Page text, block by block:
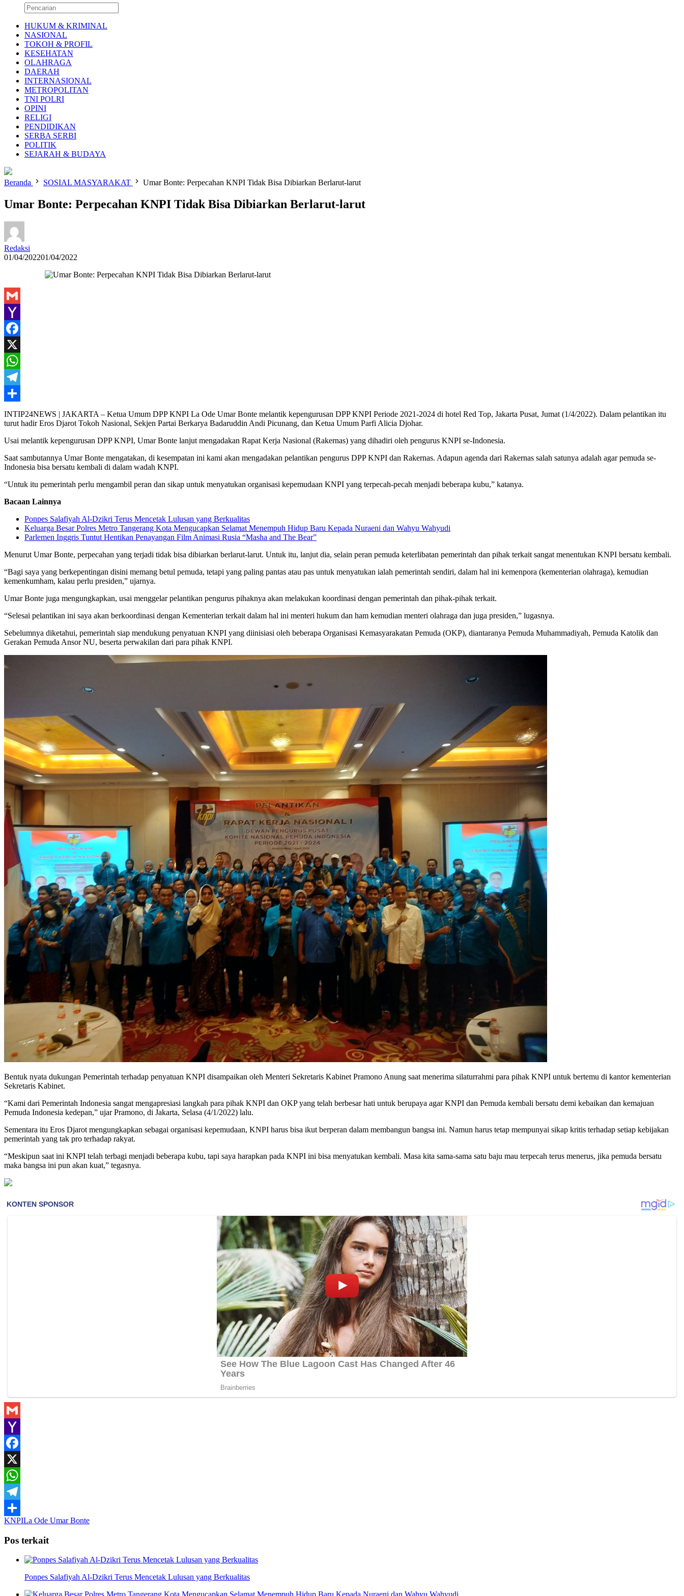
HUKUM & KRIMINAL
NASIONAL
TOKOH & PROFIL
KESEHATAN
OLAHRAGA
DAERAH
INTERNASIONAL
METROPOLITAN
TNI POLRI
OPINI
RELIGI
PENDIDIKAN
SERBA SERBI
POLITIK
SEJARAH & BUDAYA
Beranda SOSIAL MASYARAKAT Umar Bonte: Perpecahan KNPI Tidak Bisa Dibiarkan Berlarut-larut
Umar Bonte: Perpecahan KNPI Tidak Bisa Dibiarkan Berlarut-larut
Redaksi
01/04/202201/04/2022
Gmail
Yahoo
Mail
Facebook
X
WhatsApp
Telegram
Share
INTIP24NEWS | JAKARTA – Ketua Umum DPP KNPI La Ode Umar Bonte melantik kepengurusan DPP KNPI Periode 2021-2024 di hotel Red Top, Jakarta Pusat, Jumat (1/4/2022). Dalam pelantikan itu
turut hadir Eros Djarot Tokoh Nasional, Sekjen Partai Berkarya Badaruddin Andi Picunang, dan Ketua Umum Parfi Alicia Djohar.
Usai melantik kepengurusan DPP KNPI, Umar Bonte lanjut mengadakan Rapat Kerja Nasional (Rakernas) yang dihadiri oleh pengurus KNPI se-Indonesia.
Saat sambutannya Umar Bonte mengatakan, di kesempatan ini kami akan mengadakan pelantikan pengurus DPP KNPI dan Rakernas. Adapun agenda dari Rakernas salah satunya adalah agar pemuda se-
Indonesia bisa bersatu kembali di dalam wadah KNPI.
“Untuk itu pemerintah perlu mengambil peran dan sikap untuk menyatukan organisasi kepemudaan KNPI yang terpecah-pecah menjadi beberapa kubu,” katanya.
Bacaan Lainnya
Ponpes Salafiyah Al-Dzikri Terus Mencetak Lulusan yang Berkualitas
Keluarga Besar Polres Metro Tangerang Kota Mengucapkan Selamat Menempuh Hidup Baru Kepada Nuraeni dan Wahyu Wahyudi
Parlemen Inggris Tuntut Hentikan Penayangan Film Animasi Rusia “Masha and The Bear”
Menurut Umar Bonte, perpecahan yang terjadi tidak bisa dibiarkan berlarut-larut. Untuk itu, lanjut dia, selain peran pemuda keterlibatan pemerintah dan pihak terkait sangat menentukan KNPI bersatu kembali.
“Bagi saya yang berkepentingan disini memang betul pemuda, tetapi yang paling pantas atau pas untuk menyatukan ialah pemerintah sendiri, dalam hal ini kemenpora (kementerian olahraga), kemudian
kemenkumham, kalau perlu presiden,” ujarnya.
Umar Bonte juga mengungkapkan, usai menggelar pelantikan pengurus pihaknya akan melakukan koordinasi dengan pemerintah dan pihak-pihak terkait.
“Selesai pelantikan ini saya akan berkoordinasi dengan Kementerian terkait dalam hal ini menteri hukum dan ham kemudian menteri olahraga dan juga presiden,” lugasnya.
Sebelumnya diketahui, pemerintah siap mendukung penyatuan KNPI yang diinisiasi oleh beberapa Organisasi Kemasyarakatan Pemuda (OKP), diantaranya Pemuda Muhammadiyah, Pemuda Katolik dan
Gerakan Pemuda Ansor NU, beserta perwakilan dari para pihak KNPI.
Bentuk nyata dukungan Pemerintah terhadap penyatuan KNPI disampaikan oleh Menteri Sekretaris Kabinet Pramono Anung saat menerima silaturrahmi para pihak KNPI untuk bertemu di kantor kementerian
Sekretaris Kabinet.
“Kami dari Pemerintah Indonesia sangat mengapresiasi langkah para pihak KNPI dan OKP yang telah berbesar hati untuk berupaya agar KNPI dan Pemuda kembali bersatu demi kebaikan dan kemajuan
Pemuda Indonesia kedepan,” ujar Pramono, di Jakarta, Selasa (4/1/2022) lalu.
Sementara itu Eros Djarot mengungkapkan sebagai organisasi kepemudaan, KNPI harus bisa ikut berperan dalam membangun bangsa ini. Namun harus tetap mempunyai sikap kritis terhadap setiap kebijakan
pemerintah yang tak pro terhadap rakyat.
“Meskipun saat ini KNPI telah terbagi menjadi beberapa kubu, tapi saya harapkan pada KNPI ini bisa menyatukan kembali. Masa kita sama-sama satu baju mau terpecah terus menerus, jika pemuda bersatu
maka bangsa ini pun akan kuat,” tegasnya.
Gmail
Yahoo
Mail
Facebook
X
WhatsApp
Telegram
Share
KNPILa Ode Umar Bonte
Pos terkait
Ponpes Salafiyah Al-Dzikri Terus Mencetak Lulusan yang Berkualitas